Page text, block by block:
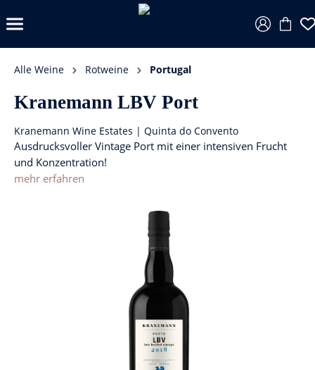
Alle Weine Rotweine Portugal
Kranemann LBV Port
Kranemann Wine Estates | Quinta do Convento
Ausdrucksvoller Vintage Port mit einer intensiven Frucht
und Konzentration!
mehr erfahren